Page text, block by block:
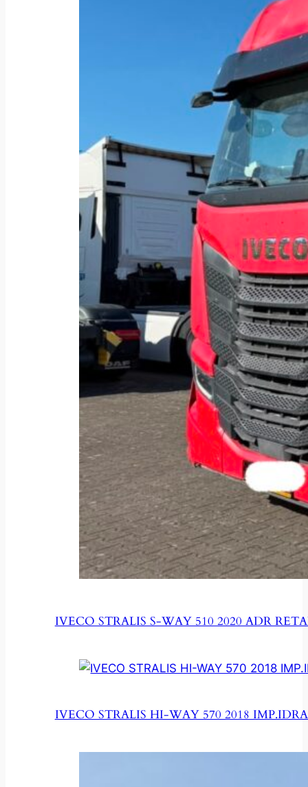
IVECO STRALIS S-WAY 510 2020 ADR
IVECO STRALIS HI-WAY 570 2018